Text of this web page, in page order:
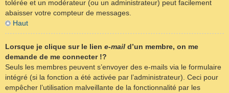
tolérée et un modérateur (ou un administrateur) peut facilement
abaisser votre compteur de messages.
Haut
Lorsque je clique sur le lien e-mail d’un membre, on me
demande de me connecter !?
Seuls les membres peuvent s’envoyer des e-mails via le formulaire
intégré (si la fonction a été activée par l’administrateur). Ceci pour
empêcher l’utilisation malveillante de la fonctionnalité par les